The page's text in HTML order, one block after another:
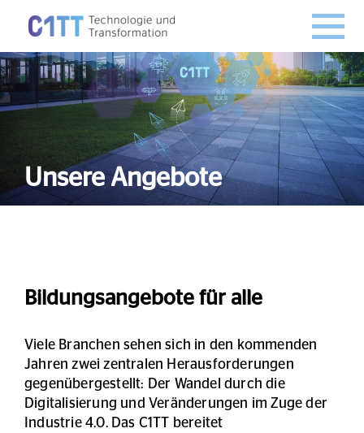
Unsere Angebote
Bildungsangebote für alle
Viele Branchen sehen sich in den kommenden
Jahren zwei zentralen Herausforderungen
gegenübergestellt: Der Wandel durch die
Digitalisierung und Veränderungen im Zuge der
Industrie 4.0. Das C1TT bereitet